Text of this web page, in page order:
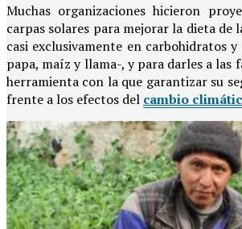
Muchas organizaciones hicieron
carpas solares para mejorar la dieta de
casi exclusivamente en carbohidratos
papa, maíz y llama-, y para darles a las
herramienta con la que garantizar su
frente a los efectos del cambio